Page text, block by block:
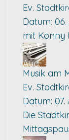
Ev.
Datum: 06.
mit Konny
07
Aug.
Musik am
Ev.
Datum: 07.
Die